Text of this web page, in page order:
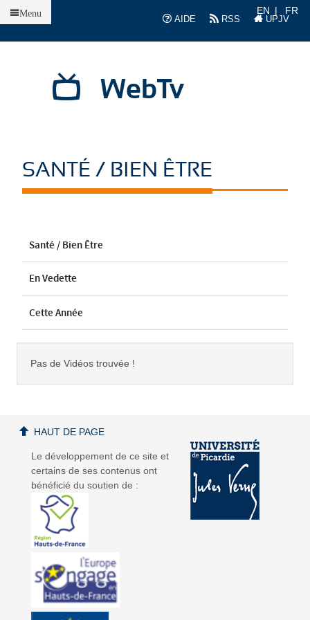
AIDE
RSS UPJV
EN FR
WebTv
Menu
SANTÉ / BIEN ÊTRE
Santé / Bien Être
En Vedette
Cette Année
Pas de Vidéos trouvée !
Le développement de ce site et
certains de ses contenus ont
bénéficié du soutien de :
HAUT DE PAGE